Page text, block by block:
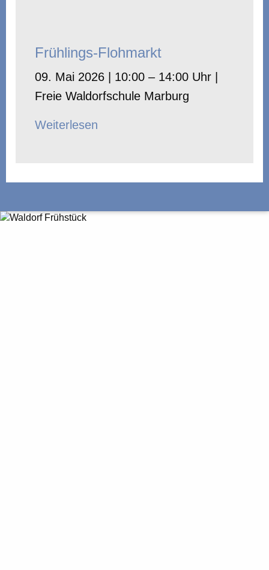
Frühlings-Flohmarkt
09. Mai 2026 | 10:00 – 14:00 Uhr |
Freie Waldorfschule Marburg
Weiterlesen